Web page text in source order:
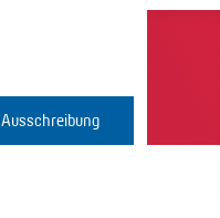
Ausschreibung